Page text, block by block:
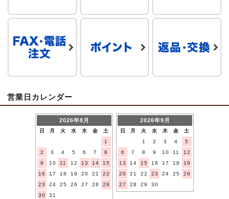
営業日カレンダー
2026年8月
日 月 火 水 木 金
土
1
2
3 4 5 6 7
8
9
10 11 12 13 14
15
16
17 18 19 20 21
22
23
24 25 26 27 28
29
30
31
2026年9月
日 月 火 水 木 金
土
1
2 3 4
5
6
7 8 9 10 11
12
13
14 15 16 17 18
19
20
21 22 23 24 25
26
27
28 29 30